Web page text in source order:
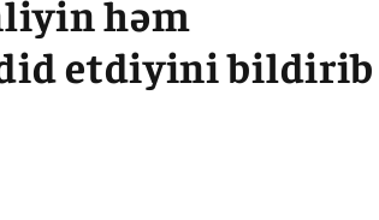
həm
etdiyini bildirib